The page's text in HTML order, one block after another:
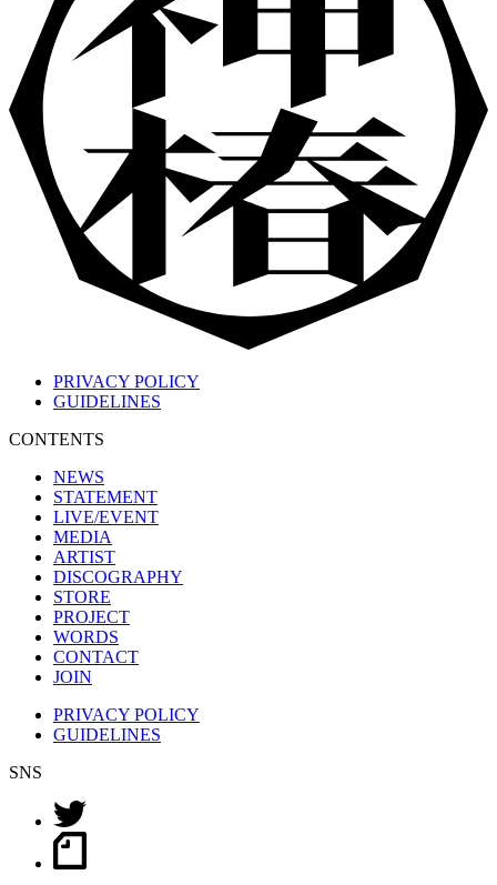
PRIVACY POLICY
GUIDELINES
CONTENTS
NEWS
STATEMENT
LIVE/EVENT
MEDIA
ARTIST
DISCOGRAPHY
STORE
PROJECT
WORDS
CONTACT
JOIN
PRIVACY POLICY
GUIDELINES
SNS